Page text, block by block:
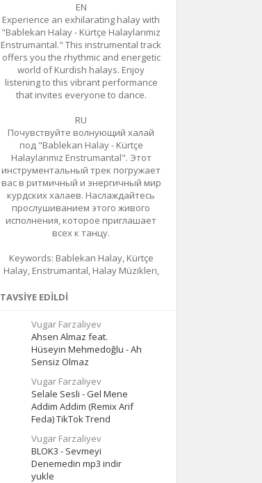
EN
Experience an exhilarating halay with
"Bablekan Halay - Kürtçe Halaylarımız
Enstrumantal." This instrumental track
offers you the rhythmic and energetic
world of Kurdish halays. Enjoy
listening to this vibrant performance
that invites everyone to dance.
RU
Почувствуйте волнующий халай
под "Bablekan Halay - Kürtçe
Halaylarımız Enstrumantal". Этот
инструментальный трек погружает
вас в ритмичный и энергичный мир
курдских халаев. Наслаждайтесь
прослушиванием этого живого
исполнения, которое приглашает
всех к танцу.
Keywords: Bablekan Halay, Kürtçe
Halay, Enstrumantal, Halay Müzikleri,
TAVSIYE EDILDI
Vugar Farzaliyev
Ahsen Almaz feat.
Hüseyin Mehmedoğlu - Ah
Sensiz Olmaz
Vugar Farzaliyev
Selale Sesli - Gel Mene
Addim Addim (Remix Arif
Feda) TikTok Trend
Vugar Farzaliyev
BLOK3 - Sevmeyi
Denemedin mp3 indir
yukle